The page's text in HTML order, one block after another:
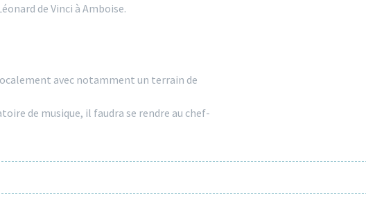
de Vinci à Amboise.
avec notamment un terrain de
de musique, il faudra se rendre au chef-